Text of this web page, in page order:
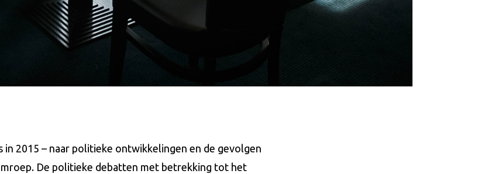
in 2015 – naar politieke ontwikkelingen en de gevolgen
De politieke debatten met betrekking tot het